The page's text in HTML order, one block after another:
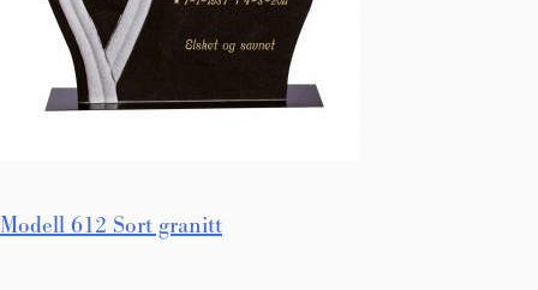
Innleggsnavigasjon
Modell 612 Sort granitt